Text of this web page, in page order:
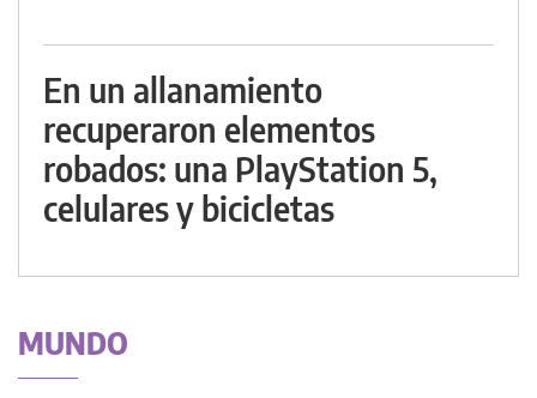
En un allanamiento
recuperaron elementos
robados: una PlayStation 5,
celulares y bicicletas
MUNDO